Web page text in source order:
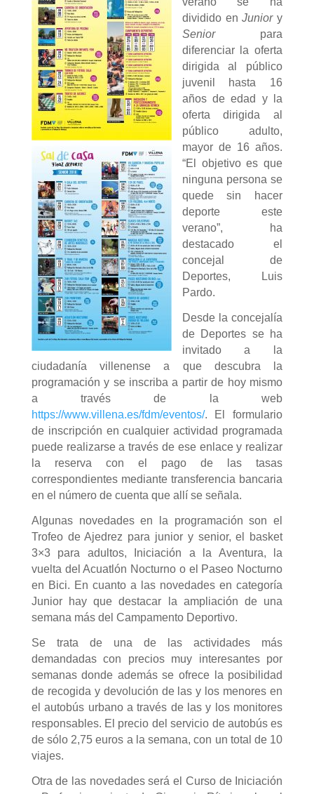
dividido enJuniory
Seniorpara
diferenciar la oferta
dirigida al público
juvenil hasta 16
años de edad y la
oferta dirigida al
público adulto,
mayor de 16 años.
“El objetivo es que
ninguna persona se
quede sin hacer
deporte este
verano”, ha
destacado el
concejal de
Deportes, Luis
Pardo.
Desde la concejalía
de Deportes se ha
invitado a la
ciudadanía villenense a que descubra la
programación y se inscriba a partir de hoy mismo
a través de la web
https://www.villena.es/fdm/eventos/. El formulario
de inscripción en cualquier actividad programada
puede realizarse a través de ese enlace y realizar
la reserva con el pago de las tasas
correspondientes mediante transferencia bancaria
en el número de cuenta que allí se señala.
Algunas novedades en la programación son el
Trofeo de Ajedrez para junior y senior, el basket
3×3 para adultos, Iniciación a la Aventura, la
vuelta del Acuatlón Nocturno o el Paseo Nocturno
en Bici. En cuanto a las novedades en categoría
Junior hay que destacar la ampliación de una
semana más del Campamento Deportivo.
Se trata de una de las actividades más
demandadas con precios muy interesantes por
semanas donde además se ofrece la posibilidad
de recogida y devolución de las y los menores en
el autobús urbano a través de las y los monitores
responsables. El precio del servicio de autobús es
de sólo 2,75 euros a la semana, con un total de 10
viajes.
Otra de las novedades será el Curso de Iniciación